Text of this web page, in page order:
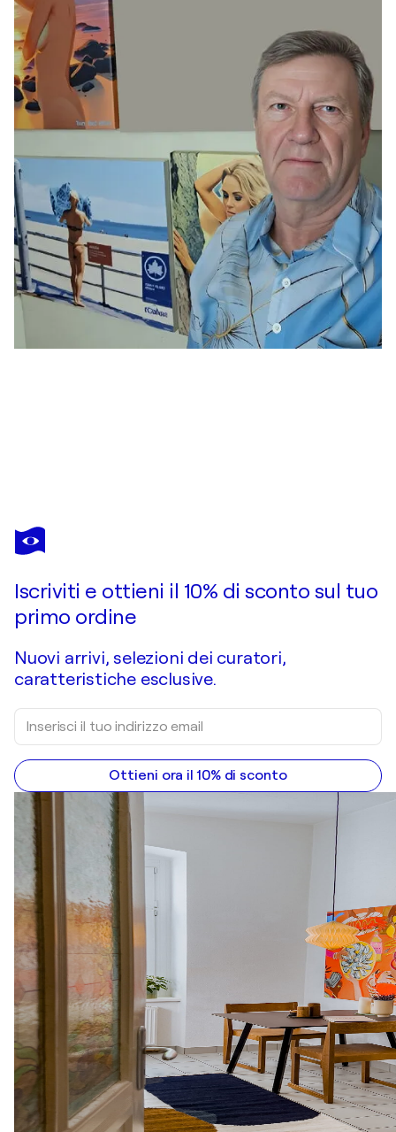
YURY RUD
Nude study Model #466
Iscriviti e ottieni il 10% di sconto sul tuo
primo ordine
Nuovi arrivi, selezioni dei curatori,
caratteristiche esclusive.
Ottieni ora il 10% di sconto